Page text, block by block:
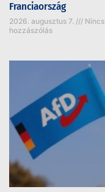
Franciaország
2026. augusztus 7.
Nincs
hozzászólás